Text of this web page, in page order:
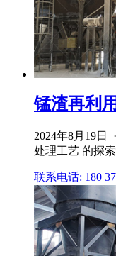
锰渣再利
2024年8月19日
处理工艺 的探
联系电话: 180